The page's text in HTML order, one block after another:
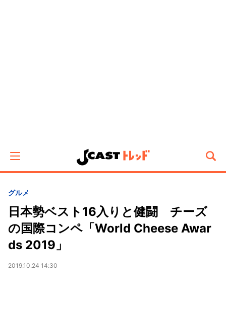
グルメ
日本勢ベスト16入りと健闘 チーズ
の国際コンペ「World Cheese Awar
ds 2019」
2019.10.24 14:30